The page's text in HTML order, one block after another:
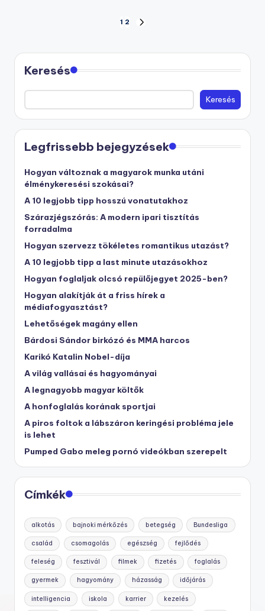
Bejegyzések
lapozása
1 2
Keresés
Keresés
Legfrissebb bejegyzések
Hogyan változnak a magyarok munka utáni
élménykeresési szokásai?
A 10 legjobb tipp hosszú vonatutakhoz
Szárazjégszórás: A modern ipari tisztítás
forradalma
Hogyan szervezz tökéletes romantikus utazást?
A 10 legjobb tipp a last minute utazásokhoz
Hogyan foglaljak olcsó repülőjegyet 2025-ben?
Hogyan alakítják át a friss hírek a
médiafogyasztást?
Lehetőségek magány ellen
Bárdosi Sándor birkózó és MMA harcos
Karikó Katalin Nobel-díja
A világ vallásai és hagyományai
A legnagyobb magyar költők
A honfoglalás korának sportjai
A piros foltok a lábszáron keringési probléma jele
is lehet
Pumped Gabo meleg pornó videókban szerepelt
Címkék
alkotás bajnoki mérkőzés betegség Bundesliga
család csomagolás egészség fejlődés
feleség fesztivál filmek fizetés foglalás
gyermek hagyomány házasság időjárás
intelligencia iskola karrier kezelés